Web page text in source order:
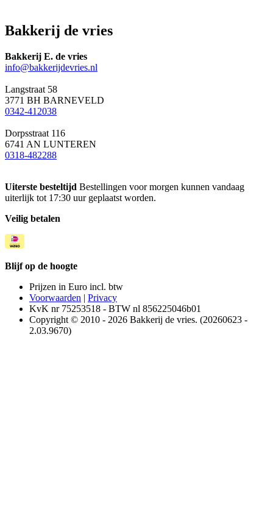
Bakkerij de vries
Bakkerij E. de vries
info@bakkerijdevries.nl
Langstraat 58
3771 BH BARNEVELD
0342-412038
Dorpsstraat 116
6741 AN LUNTEREN
0318-482288
Uiterste besteltijd Bestellingen voor morgen kunnen vandaag
uiterlijk tot 17:30 uur geplaatst worden.
Veilig betalen
Blijf op de hoogte
Prijzen in Euro incl. btw
Voorwaarden | Privacy
KvK nr 75253518 - BTW nl 856225046b01
Copyright © 2010 - 2026 Bakkerij de vries. (20260623 -
2.03.9670)